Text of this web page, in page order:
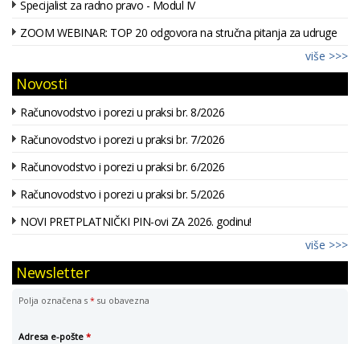
Specijalist za radno pravo - Modul IV
ZOOM WEBINAR: TOP 20 odgovora na stručna pitanja za udruge
više >>>
Novosti
Računovodstvo i porezi u praksi br. 8/2026
Računovodstvo i porezi u praksi br. 7/2026
Računovodstvo i porezi u praksi br. 6/2026
Računovodstvo i porezi u praksi br. 5/2026
NOVI PRETPLATNIČKI PIN-ovi ZA 2026. godinu!
više >>>
Newsletter
Polja označena s * su obavezna
Adresa e-pošte *